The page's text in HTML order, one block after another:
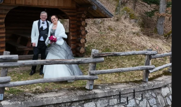
VOIR EN GRAND